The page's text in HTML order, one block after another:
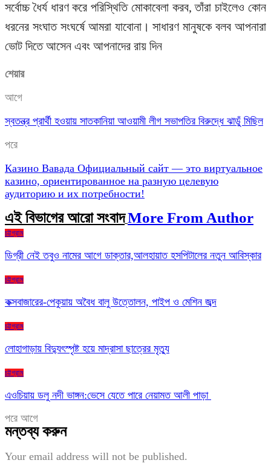
সর্বোচ্চ ধৈর্য ধারণ করে পরিস্থিতি মোকাবেলা করব, তাঁরা চাইলেও কোন
ধরনের সংঘাত সংঘর্ষে আমরা যাবোনা। সাধারণ মানুষকে বলব আপনারা
ভোট দিতে আসেন এবং আপনাদের রায় দিন
শেয়ার
আগে
স্বতন্ত্র প্রার্থী হওয়ায় সাতকানিয়া আওয়ামী লীগ সভাপতির বিরুদ্ধে ঝাডু্ঁ মিছিল
পরে
Казино Вавада Официальный сайт — это виртуальное
казино, ориентированное на разную целевую
аудиторию и их потребности!
এই বিভাগের আরো সংবাদMore From Author
চট্টগ্রাম
ডিগ্রী নেই তবুও নামের আগে ডাক্তার,আলহায়াত হসপিটালের নতুন আবিস্কার
চট্টগ্রাম
কক্সবাজারের-পেকুয়ায় অবৈধ বালু উত্তোলন, পাইপ ও মেশিন জব্দ
চট্টগ্রাম
লোহাগাড়ায় বিদ্যুৎস্পৃষ্ট হয়ে মাদ্রাসা ছাত্রের মৃত্যু
চট্টগ্রাম
এওচিয়ায় ডলু নদী ভাঙ্গন:ভেসে যেতে পারে নেয়ামত আলী পাড়া
পরে আগে
মন্তব্য করুন
Your email address will not be published.